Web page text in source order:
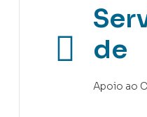
de
Apoio ao